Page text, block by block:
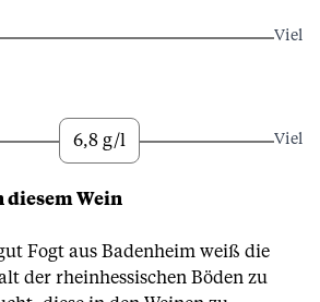
Viel
6,8 g/l Viel
diesem Wein
Fogt aus Badenheim weiß die
der rheinhessischen Böden zu